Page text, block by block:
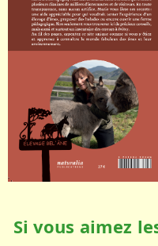
Si vous aimez